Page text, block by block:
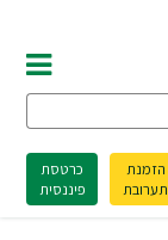
הזמנת
תערובת
כרטסת
פיננסית